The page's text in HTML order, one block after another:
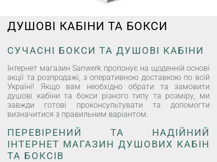
ДУШОВІ КАБІНИ ТА БОКСИ
СУЧАСНІ БОКСИ ТА ДУШОВІ КАБІНИ
Інтернет магазин Sanwerk пропонує на щоденній основі
акції та розпродажі, з оперативною доставкою по всій
Україні! Якщо вам необхідно обрати та замовити
душові кабіни та бокси різного типу та розміру, ми
завжди готові проконсультувати та допомогти
визначитися з правильним варіантом.
ПЕРЕВІРЕНИЙ ТА НАДІЙНИЙ
ІНТЕРНЕТ МАГАЗИН ДУШОВИХ КАБІН
ТА БОКСІВ